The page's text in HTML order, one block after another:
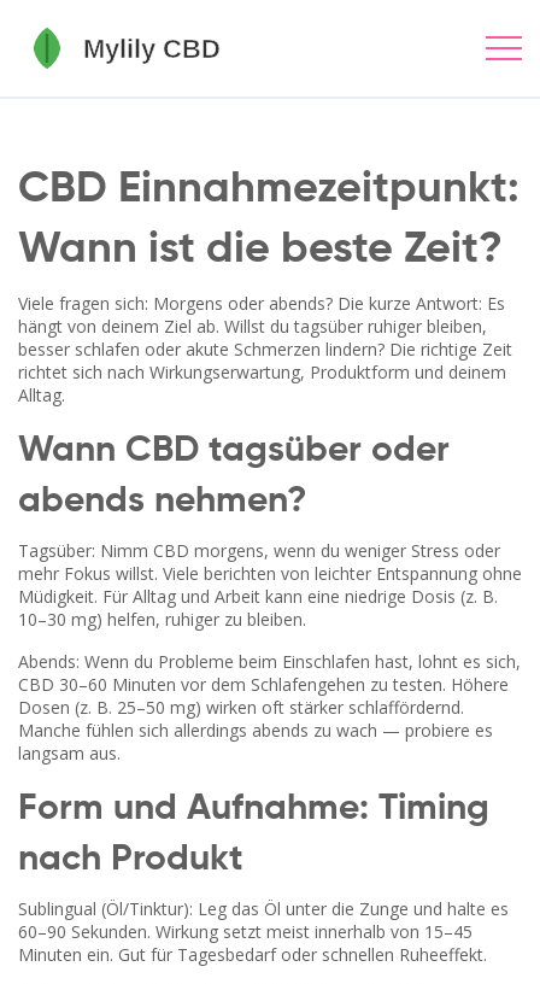
CBD Einnahmezeitpunkt:
Wann ist die beste Zeit?
Viele fragen sich: Morgens oder abends? Die kurze Antwort: Es
hängt von deinem Ziel ab. Willst du tagsüber ruhiger bleiben,
besser schlafen oder akute Schmerzen lindern? Die richtige Zeit
richtet sich nach Wirkungserwartung, Produktform und deinem
Alltag.
Wann CBD tagsüber oder
abends nehmen?
Tagsüber: Nimm CBD morgens, wenn du weniger Stress oder
mehr Fokus willst. Viele berichten von leichter Entspannung ohne
Müdigkeit. Für Alltag und Arbeit kann eine niedrige Dosis (z. B.
10–30 mg) helfen, ruhiger zu bleiben.
Abends: Wenn du Probleme beim Einschlafen hast, lohnt es sich,
CBD 30–60 Minuten vor dem Schlafengehen zu testen. Höhere
Dosen (z. B. 25–50 mg) wirken oft stärker schlaffördernd.
Manche fühlen sich allerdings abends zu wach — probiere es
langsam aus.
Form und Aufnahme: Timing
nach Produkt
Sublingual (Öl/Tinktur): Leg das Öl unter die Zunge und halte es
60–90 Sekunden. Wirkung setzt meist innerhalb von 15–45
Minuten ein. Gut für Tagesbedarf oder schnellen Ruheeffekt.